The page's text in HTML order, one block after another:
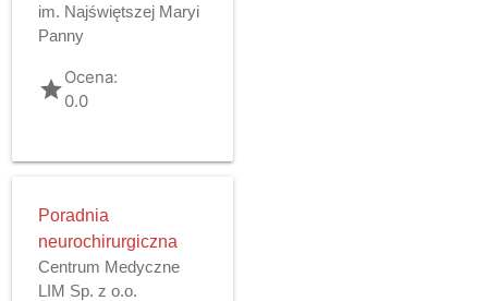
im. Najświętszej Maryi
Panny
gradeOcena:
0.0
Poradnia
neurochirurgiczna
Centrum Medyczne
LIM Sp. z o.o.